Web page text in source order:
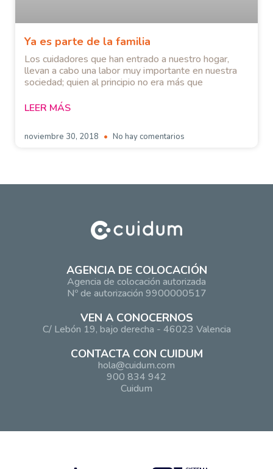
Ya es parte de la familia
Los cuidadores que han entrado a nuestro hogar,
llevan a cabo una labor muy importante en nuestra
sociedad; quien al principio no era más que
LEER MÁS
noviembre 30, 2018 No hay comentarios
AGENCIA DE COLOCACIÓN
Agencia de colocación autorizada
Nº de autorización 9900000517
VEN A CONOCERNOS
C/ Lebón 19, bajo derecha - 46023 Valencia
CONTACTA CON CUIDUM
hola@cuidum.com
900 834 942
Cuidum